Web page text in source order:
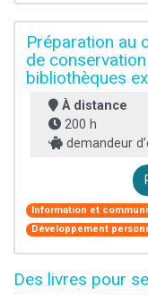
Préparation au
de
bibliothèques
À distance
200 h
demandeur
Information et
Développement
Des livres pour